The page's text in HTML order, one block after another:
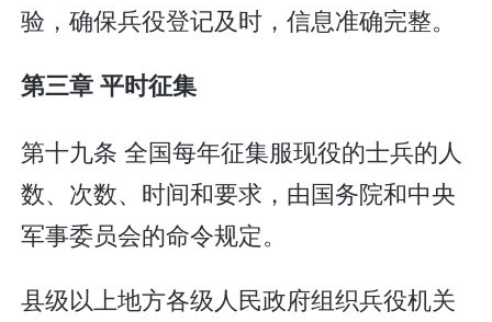
验，确保兵役登记及时，信息准确完整。
第三章 平时征集
第十九条 全国每年征集服现役的士兵的人
数、次数、时间和要求，由国务院和中央
军事委员会的命令规定。
县级以上地方各级人民政府组织兵役机关